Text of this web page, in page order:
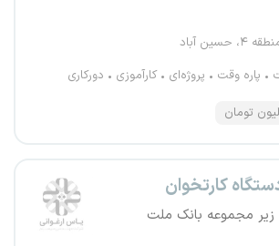
۴، حسین آباد
پاره وقت پروژه‌ای کارآموزی دورکاری
کارتخوان
زیر مجموعه بانک ملت